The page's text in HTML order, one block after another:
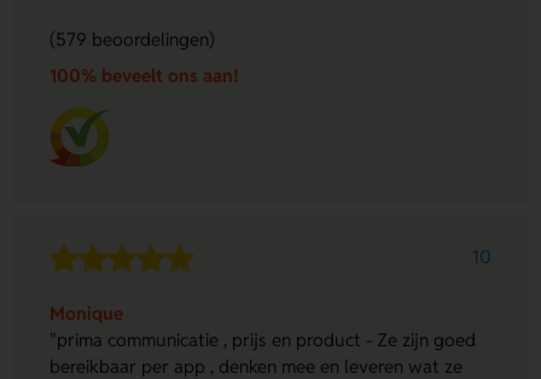
(579 beoordelingen)
100% beveelt ons aan!
10
Monique
"prima communicatie , prijs en product - Ze zijn goed
bereikbaar per app , denken mee en leveren wat ze